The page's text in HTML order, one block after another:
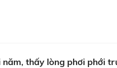
thấy lòng phơi phới